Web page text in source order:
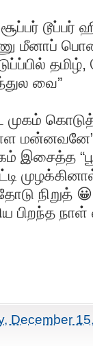
மீனாப்
வை”
முகம்
இசைத்த
நிறுத் 😀
பிறந்த
December